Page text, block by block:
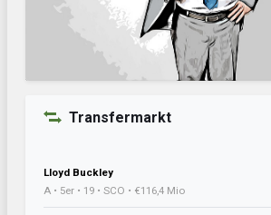
Transfermarkt
Lloyd Buckley
A • 5er • 19 • SCO • €116,4 Mio